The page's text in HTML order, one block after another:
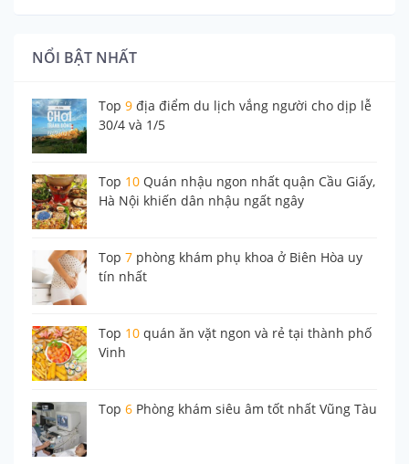
NỔI BẬT NHẤT
Top 9 địa điểm du lịch vắng người cho dịp lễ
30/4 và 1/5
Top 10 Quán nhậu ngon nhất quận Cầu Giấy,
Hà Nội khiến dân nhậu ngất ngây
Top 7 phòng khám phụ khoa ở Biên Hòa uy
tín nhất
Top 10 quán ăn vặt ngon và rẻ tại thành phố
Vinh
Top 6 Phòng khám siêu âm tốt nhất Vũng Tàu